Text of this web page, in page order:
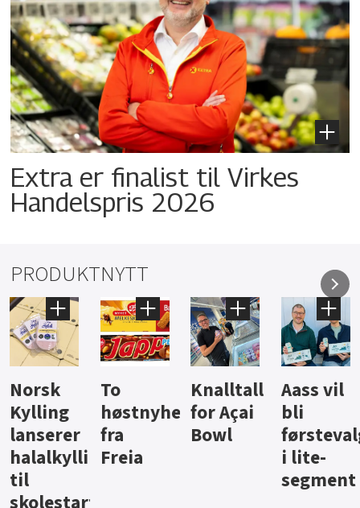
Extra er finalist til Virkes
Handelspris 2026
PRODUKTNYTT
Knalltall
for Açai
Bowl
Aass vil
bli
førstevalg
i lite-
Brus og
jus fra
Berentsen
Hard
iste fra
Hansa